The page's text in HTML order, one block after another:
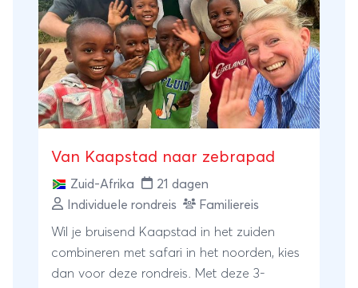
een huurauto op pad te gaan en zo u blijft
u bovendien lekker zelfstandig.
Van Kaapstad naar zebrapad
Zuid-Afrika
21 dagen
Individuele rondreis
Familiereis
Wil je bruisend Kaapstad in het zuiden
combineren met safari in het noorden, kies
dan voor deze rondreis. Met deze 3-